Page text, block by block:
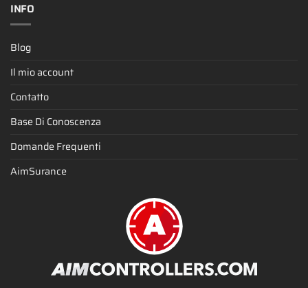
INFO
Blog
Il mio account
Contatto
Base Di Conoscenza
Domande Frequenti
AimSurance